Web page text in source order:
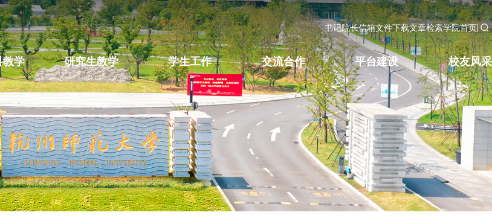
书记院长信箱文件下载文章检索学院首页
教学 研究生教学 学生工作 交流合作 平台建设 校友风采